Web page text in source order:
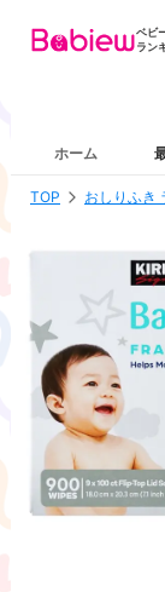
ベビ
ラン
ホーム
TOP おしりふき